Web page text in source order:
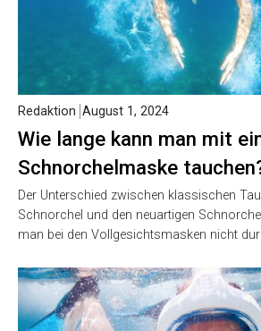
Wie lange kann man mit
Schnorchelmaske
Redaktion August 1, 2024
Der Unterschied zwischen klassischen
Schnorchel und den neuartigen
man bei den Vollgesichtsmasken nicht